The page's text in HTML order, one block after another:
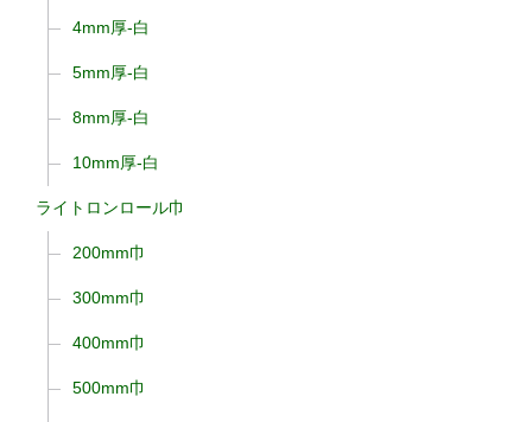
4mm厚-白
5mm厚-白
8mm厚-白
10mm厚-白
ライトロンロール巾
200mm巾
300mm巾
400mm巾
500mm巾